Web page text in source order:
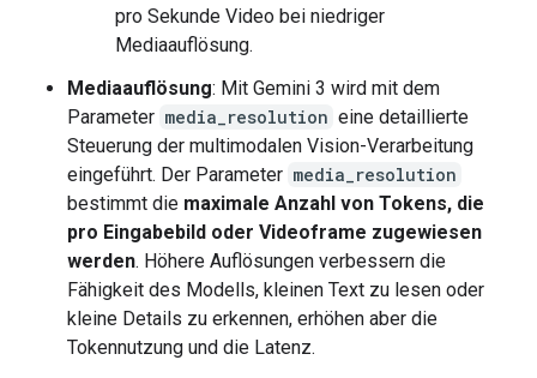
pro Sekunde Video bei niedriger
Mediaauflösung.
Mediaauflösung: Mit Gemini 3 wird mit dem
Parameter media_resolution eine detaillierte
Steuerung der multimodalen Vision-Verarbeitung
eingeführt. Der Parameter media_resolution
bestimmt die maximale Anzahl von Tokens, die
pro Eingabebild oder Videoframe zugewiesen
werden. Höhere Auflösungen verbessern die
Fähigkeit des Modells, kleinen Text zu lesen oder
kleine Details zu erkennen, erhöhen aber die
Tokennutzung und die Latenz.